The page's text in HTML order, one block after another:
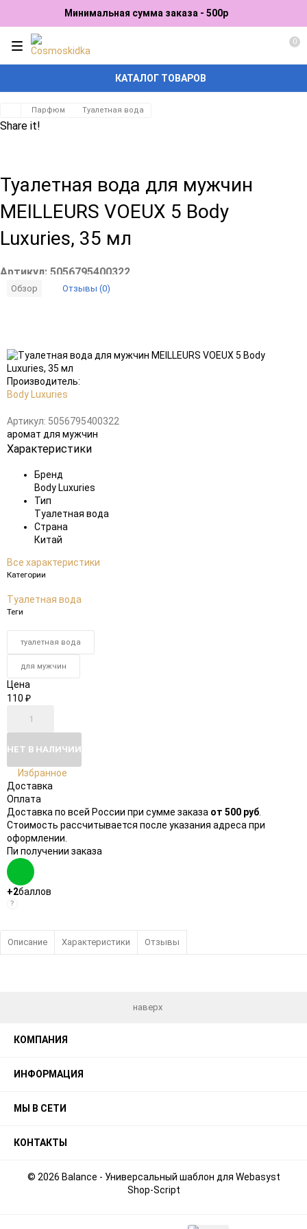
Минимальная сумма заказа - 500р
КАТАЛОГ ТОВАРОВ
0
Парфюм Туалетная вода
Share it!
Туалетная вода для мужчин
MEILLEURS VOEUX 5 Body
Luxuries, 35 мл
Артикул: 5056795400322
Обзор Отзывы (0)
в
избранное
Производитель:
Body Luxuries
Артикул: 5056795400322
аромат для мужчин
Характеристики
Бренд
Body Luxuries
Тип
Туалетная вода
Страна
Китай
Все характеристики
Категории
Туалетная вода
Теги
туалетная вода
для мужчин
Цена
110 ₽
НЕТ В НАЛИЧИИ
Избранное
Доставка
Оплата
Доставка по всей России при сумме заказа от 500 руб.
Стоимость рассчитывается после указания адреса при
оформлении.
Пи получении заказа
+2баллов
?
Описание Характеристики Отзывы
наверх
КОМПАНИЯ
ИНФОРМАЦИЯ
МЫ В СЕТИ
КОНТАКТЫ
© 2026 Balance - Универсальный шаблон для Webasyst
Shop-Script